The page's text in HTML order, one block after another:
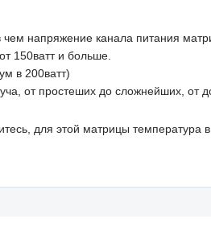
напряжение канала питания
150ватт и больше.
в 200ватт)
от простеших до сложнейших, от
для этой матрицы температура